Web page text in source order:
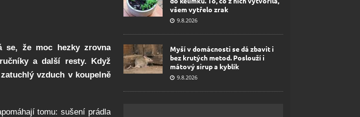
se, že moc hezky zrovna
a další resty. Když
vzduch v koupelně
tomu: sušení prádla
všem vytřelo zrak
9.8.2026
Myší v domácnosti se dá zbavit i
bez krutých metod. Poslouží i
mátový sirup a kyblík
9.8.2026